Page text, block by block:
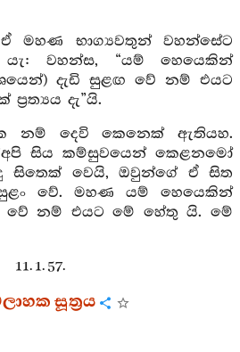
මහණ භාග්‍යවතුන් වහන්සේට
වහන්ස, “යම් හෙයෙකින්
දැඩි සුළඟ වේ නම් එයට
දැ”යි.
නම් දෙවි කෙනෙක් ඇතියහ.
සිය කම්සුවයෙන් කෙළනමෝ
සිතෙක් වෙයි, ඔවුන්ගේ ඒ සිත
වේ. මහණ යම් හෙයෙකින්
වේ නම් එයට මේ හේතු යි. මේ
11. 1. 57.
සූත්‍රය